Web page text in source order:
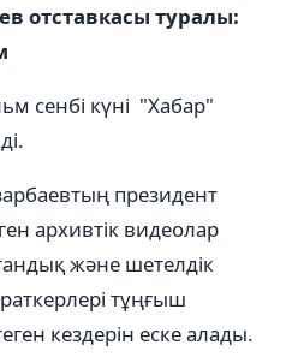
отставкасы туралы:
сенбі күні "Хабар"
президент
архивтік видеолар
және шетелдік
тұңғыш
кездерін еске алады.